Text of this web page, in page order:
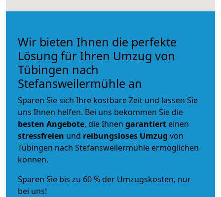
Wir bieten Ihnen die perfekte
Lösung für Ihren Umzug von
Tübingen nach
Stefansweilermühle an
Sparen Sie sich Ihre kostbare Zeit und lassen Sie
uns Ihnen helfen. Bei uns bekommen Sie die
besten Angebote, die Ihnen garantiert einen
stressfreien und reibungsloses Umzug von
Tübingen nach Stefansweilermühle ermöglichen
können.
Sparen Sie bis zu 60 % der Umzugskosten, nur
bei uns!